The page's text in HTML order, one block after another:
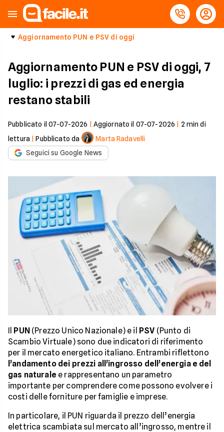
Aggiornamento PUN e PSV di oggi
Aggiornamento PUN e PSV di oggi, 7
luglio: i prezzi di gas ed energia
restano stabili
Pubblicato il 07-07-2026 Aggiornato il 07-07-2026 2 min di
lettura |Pubblicato da
Marta Radavelli
Seguici su Google News
Il PUN(Prezzo Unico Nazionale) e il PSV (Punto di
Scambio Virtuale) sono due indicatori di riferimento
per il mercato energetico italiano. Entrambi riflettono
l’andamento dei prezzi all’ingrosso dell’energia e del
gas naturale e rappresentano un parametro
importante per comprendere come possono evolvere i
costi delle forniture per famiglie e imprese.
In particolare, il PUN riguarda il prezzo dell’energia
elettrica scambiata sul mercato all’ingrosso, mentre il